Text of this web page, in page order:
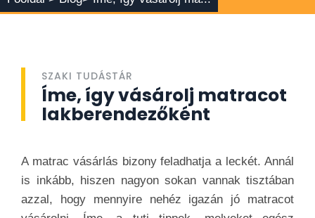
SZAKI TUDÁSTÁR
Íme, így vásárolj matracot
lakberendezőként
A matrac vásárlás bizony feladhatja a leckét. Annál
is inkább, hiszen nagyon sokan vannak tisztában
azzal, hogy mennyire nehéz igazán jó matracot